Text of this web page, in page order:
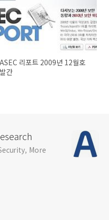
ASEC 리포트 2009년 12월호
발간
More